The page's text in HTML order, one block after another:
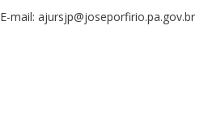
E-mail: ajursjp@joseporfirio.pa.gov.br